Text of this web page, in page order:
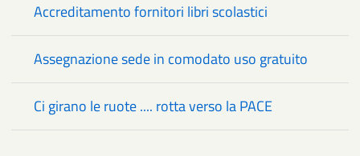
Accreditamento fornitori libri scolastici
Assegnazione sede in comodato uso gratuito
Ci girano le ruote .... rotta verso la PACE